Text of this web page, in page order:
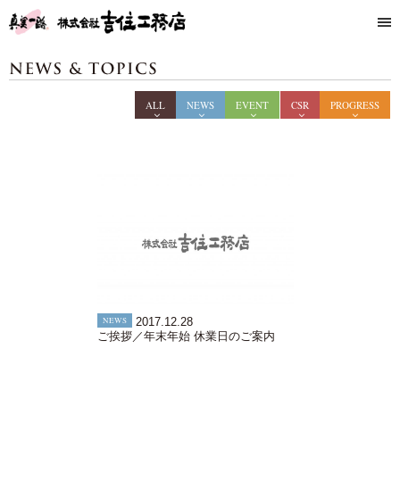
PROGRESS
CSR
EVENT
NEWS
ALL
NEWS
2017.12.28
ご挨拶／年末年始 休業日のご案内